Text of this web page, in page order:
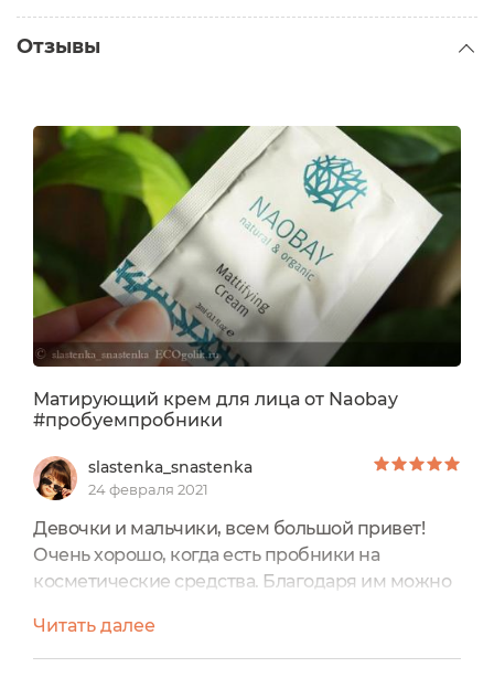
Отзывы
Матирующий крем для лица от Naobay
#пробуемпробники
slastenka_snastenka
24 февраля 2021
Девочки и мальчики, всем большой привет!
Очень хорошо, когда есть пробники на
косметические средства. Благодаря им можно
финансы, не покупая полноразмер.И сегодня я
расскажу про продукт, который мне
Читать далее